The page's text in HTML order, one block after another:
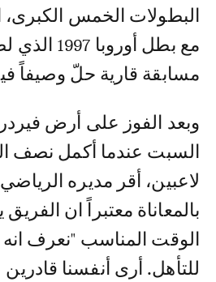
البطولات الخمس الكبرى،
مع بطل
مسابقة قارية حلّ وصيفاً فيها
السبت عندما أكمل نصف
لاعبين، أقر مديره
بالمعاناة معتبراً ان
الوقت المناسب "نعرف انه
للتأهل. أرى أنفسنا